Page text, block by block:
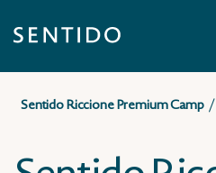
Sentido Riccione Premium Camp